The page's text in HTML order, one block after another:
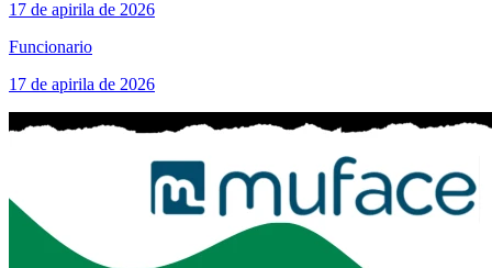
17 de apirila de 2026
Funcionario
17 de apirila de 2026